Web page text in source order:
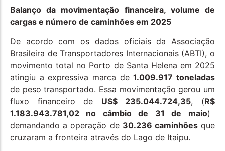
Balanço da movimentação financeira, volume de
cargas e número de caminhões em 2025
De acordo com os dados oficiais da Associação
Brasileira de Transportadores Internacionais (ABTI), o
movimento total no Porto de Santa Helena em 2025
atingiu a expressiva marca de1.009.917 toneladas
de peso transportado. Essa movimentação gerou um
fluxo financeiro de US$ 235.044.724,35, (R$
1.183.943.781,02 no câmbio de 31 de maio)
demandando a operação de 30.236 caminhõesque
cruzaram a fronteira através do Lago de Itaipu.